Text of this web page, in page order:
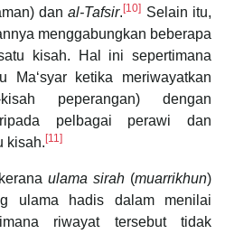
danal-Tafsir.[10] Selain itu,
menggabungkan beberapa
kisah. Hal ini sepertimana
Maʻsyar ketika meriwayatkan
kisah peperangan) dengan
pelbagai perawi dan
kisah.[11]
ulama sirah (muarrikhun)
ulama hadis dalam menilai
riwayat tersebut tidak